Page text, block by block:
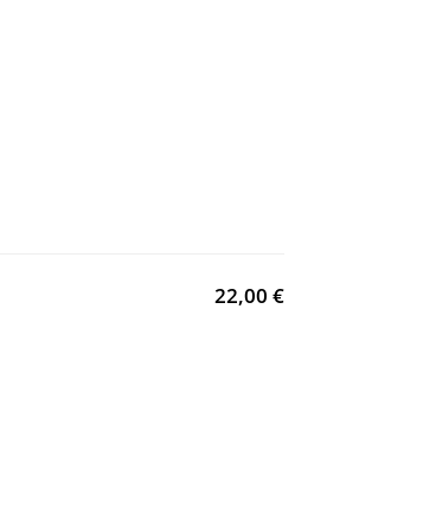
22,00 €